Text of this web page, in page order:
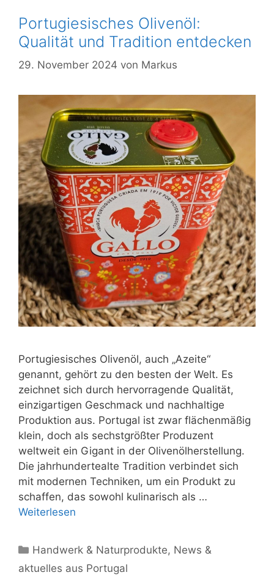
Portugiesisches Olivenöl:
Qualität und Tradition entdecken
29. November 2024 von Markus
Portugiesisches Olivenöl, auch „Azeite“
genannt, gehört zu den besten der Welt. Es
zeichnet sich durch hervorragende Qualität,
einzigartigen Geschmack und nachhaltige
Produktion aus. Portugal ist zwar flächenmäßig
klein, doch als sechstgrößter Produzent
weltweit ein Gigant in der Olivenölherstellung.
Die jahrhundertealte Tradition verbindet sich
mit modernen Techniken, um ein Produkt zu
schaffen, das sowohl kulinarisch als …
Weiterlesen
Kategorien
Handwerk & Naturprodukte, News &
aktuelles aus Portugal